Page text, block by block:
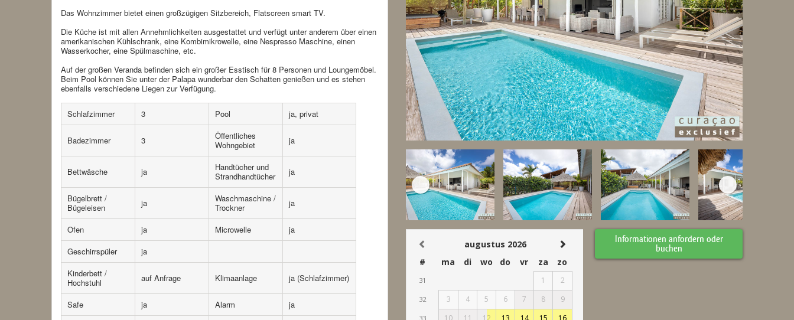
Das Wohnzimmer bietet einen großzügigen Sitzbereich, Flatscreen smart TV.
Die Küche ist mit allen Annehmlichkeiten ausgestattet und verfügt unter anderem über einen
amerikanischen Kühlschrank, eine Kombimikrowelle, eine Nespresso Maschine, einen
Wasserkocher, eine Spülmaschine, etc.
Auf der großen Veranda befinden sich ein großer Esstisch für 8 Personen und Loungemöbel.
Beim Pool können Sie unter der Palapa wunderbar den Schatten genießen und es stehen
ebenfalls verschiedene Liegen zur Verfügung.
Schlafzimmer 3 Pool ja, privat
Badezimmer 3
Öffentliches
Wohngebiet
ja
Bettwäsche ja
Handtücher und
Strandhandtücher
ja
Bügelbrett /
Bügeleisen
ja
Waschmaschine /
Trockner
ja
Ofen ja Microwelle
ja
Geschirrspüler
ja
Kinderbett /
Hochstuhl
auf Anfrage Klimaanlage ja (Schlafzimmer)
Safe ja Alarm
ja
Informationen anfordern oder
buchen